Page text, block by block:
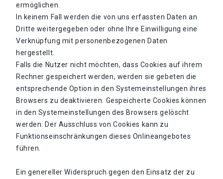
ermöglichen.
In keinem Fall werden die von uns erfassten Daten an
Dritte weitergegeben oder ohne Ihre Einwilligung eine
Verknüpfung mit personenbezogenen Daten
hergestellt.
Falls die Nutzer nicht möchten, dass Cookies auf ihrem
Rechner gespeichert werden, werden sie gebeten die
entsprechende Option in den Systemeinstellungen ihres
Browsers zu deaktivieren. Gespeicherte Cookies können
in den Systemeinstellungen des Browsers gelöscht
werden. Der Ausschluss von Cookies kann zu
Funktionseinschränkungen dieses Onlineangebotes
führen.
Ein genereller Widerspruch gegen den Einsatz der zu